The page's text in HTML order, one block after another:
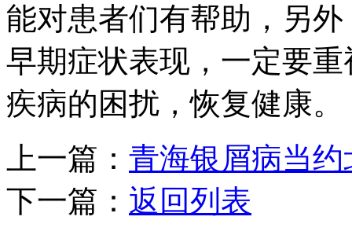
能对患者们有帮助，另
早期症状表现，一定要
疾病的困扰，恢复健康。
上一篇： 青海银屑病当约
下一篇： 返回列表